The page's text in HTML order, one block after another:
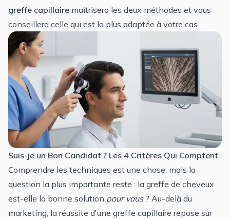
greffe capillaire maîtrisera les deux méthodes et vous
conseillera celle qui est la plus adaptée à votre cas.
Suis-je un Bon Candidat ? Les 4 Critères Qui Comptent
Comprendre les techniques est une chose, mais la
question la plus importante reste : la greffe de cheveux
est-elle la bonne solution pour vous? Au-delà du
marketing, la réussite d'une greffe capillaire repose sur